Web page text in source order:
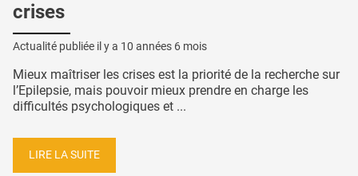
crises
Actualité publiée il y a 10 années 6 mois
Mieux maîtriser les crises est la priorité de la recherche sur
l’Epilepsie, mais pouvoir mieux prendre en charge les
difficultés psychologiques et ...
LIRE LA SUITE